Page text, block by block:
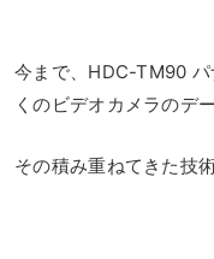
今まで、HDC-TM90
くのビデオカメラのデ
その積み重ねてきた技